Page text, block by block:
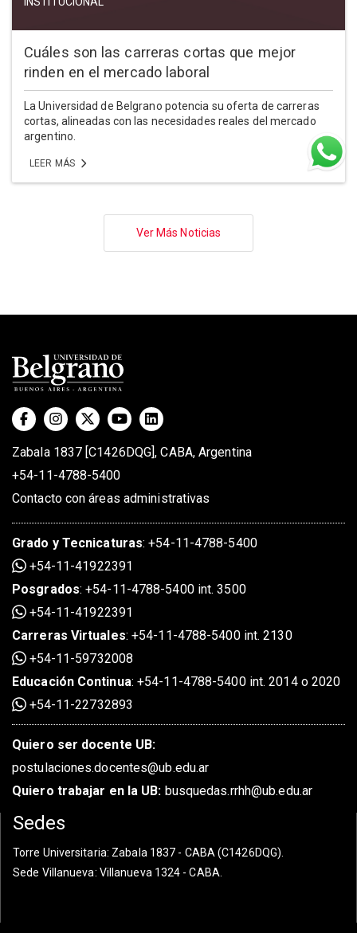
Cuáles son las carreras cortas que mejor
rinden en el mercado laboral
La Universidad de Belgrano potencia su oferta de carreras
cortas, alineadas con las necesidades reales del mercado
argentino.
LEER MÁS
Ver Más Noticias
Zabala 1837 [C1426DQG], CABA, Argentina
+54-11-4788-5400
Contacto con áreas administrativas
Grado y Tecnicaturas:+54-11-4788-5400
+54-11-41922391
Posgrados:+54-11-4788-5400 int. 3500
+54-11-41922391
Carreras Virtuales:+54-11-4788-5400 int. 2130
+54-11-59732008
Educación Continua:+54-11-4788-5400 int. 2014 o 2020
+54-11-22732893
Quiero ser docente UB:
postulaciones.docentes@ub.edu.ar
Quiero trabajar en la UB: busquedas.rrhh@ub.edu.ar
Sedes
Torre Universitaria: Zabala 1837 - CABA (C1426DQG).
Sede Villanueva: Villanueva 1324 - CABA.